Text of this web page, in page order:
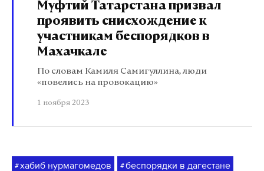
Муфтий Татарстана призвал
проявить снисхождение к
участникам беспорядков в
Махачкале
По словам Камиля Самигуллина, люди
«повелись на провокацию»
1 ноября 2023
#хабиб нурмагомедов #беспорядки в дагестане